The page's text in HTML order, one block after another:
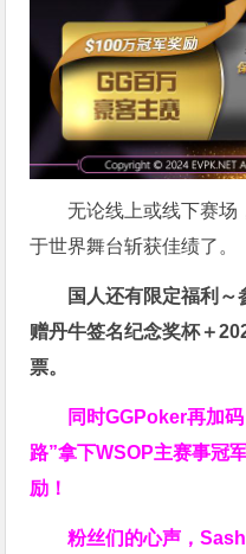
无论线上或线下赛场
于世界舞台斩获佳绩了。
国人还有限定福利
赠丹牛签名纪念奖杯＋
票。
同时GGPoker再加
路”拿下WSOP主赛事冠
励！
粉丝们的心声，